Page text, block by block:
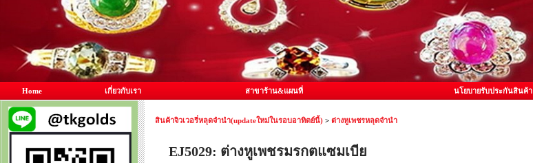
Home เกี่ยวกับเรา สาขาร้าน&แผนที่ นโยบายรับประกันสินค้า
สินค้าจิวเวอรี่หลุดจำนำ(updateใหม่ในรอบอาทิตย์นี้) > ต่างหูเพชรหลุดจำนำ
EJ5029: ต่างหูเพชรมรกตแซมเบีย